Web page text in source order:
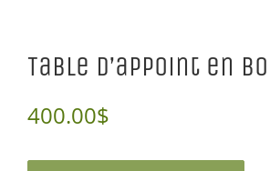
Table d’appoint en
400.00$